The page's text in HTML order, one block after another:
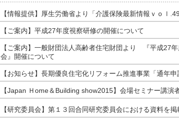
【情報提供】厚生労働省より「介護保険最新情報ｖｏｌ
【ご案内】平成27年度視察研修の開催について
【ご案内】一般財団法人高齢者住宅財団より 『平成27
会』開催について
【お知らせ】長期優良住宅化リフォーム推進事業「通年
【Japan Ｈome＆Building show2015】会場セミナー講演
【研究委員会】第１３回合同研究委員会における資料を掲